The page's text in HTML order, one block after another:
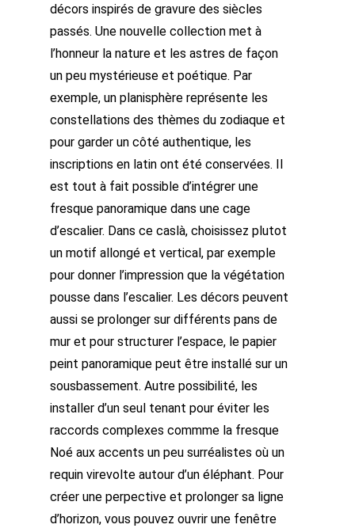
décors inspirés de gravure des siècles
passés. Une nouvelle collection met à
l’honneur la nature et les astres de façon
un peu mystérieuse et poétique. Par
exemple, un planisphère représente les
constellations des thèmes du zodiaque et
pour garder un côté authentique, les
inscriptions en latin ont été conservées. Il
est tout à fait possible d’intégrer une
fresque panoramique dans une cage
d’escalier. Dans ce caslà, choisissez plutot
un motif allongé et vertical, par exemple
pour donner l’impression que la végétation
pousse dans l’escalier. Les décors peuvent
aussi se prolonger sur différents pans de
mur et pour structurer l’espace, le papier
peint panoramique peut être installé sur un
sousbassement. Autre possibilité, les
installer d’un seul tenant pour éviter les
raccords complexes commme la fresque
Noé aux accents un peu surréalistes où un
requin virevolte autour d’un éléphant. Pour
créer une perpective et prolonger sa ligne
d’horizon, vous pouvez ouvrir une fenêtre